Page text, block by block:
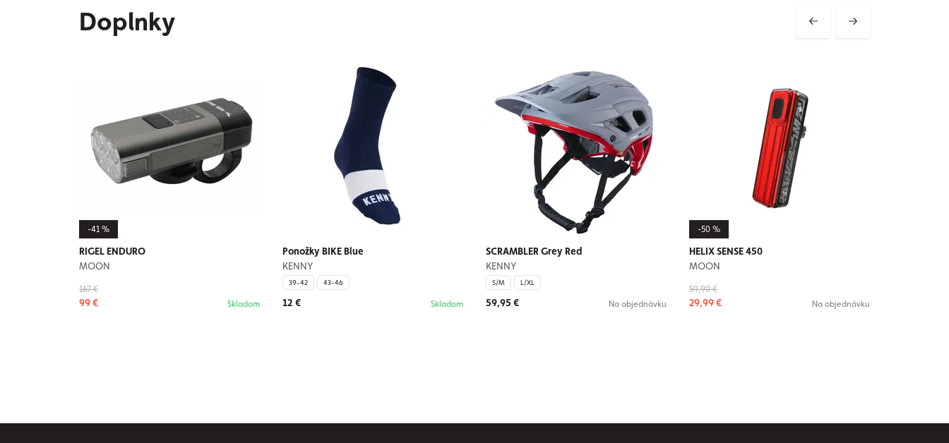
Doplnky
-41 %
RIGEL ENDURO
MOON
167 €
99 € Skladom
Ponožky BIKE Blue
KENNY
39-42 43-46
12 € Skladom
SCRAMBLER Grey Red
KENNY
S/M L/XL
59,95 € Na objednávku
-50 %
HELIX SENSE 450
MOON
59,90 €
29,99 € Na objednávku